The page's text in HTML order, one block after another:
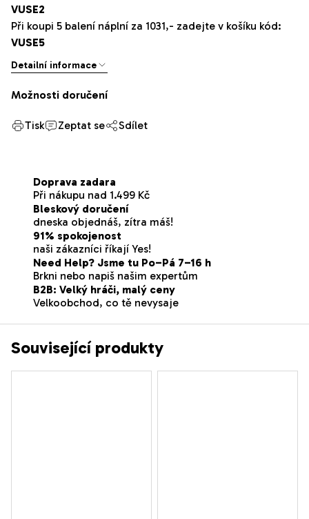
Možnosti doručení
VUSE2
Při koupi 5 balení náplní za 1031,- zadejte v košíku kód:
VUSE5
Detailní informace
Tisk Zeptat se Sdílet
Doprava zadara
Při nákupu nad 1.499 Kč
Bleskový doručení
dneska objednáš, zítra máš!
91% spokojenost
naši zákazníci říkají Yes!
Need Help? Jsme tu Po–Pá 7–16 h
Brkni nebo napiš našim expertům
B2B: Velký hráči, malý ceny
Velkoobchod, co tě nevysaje
Související produkty